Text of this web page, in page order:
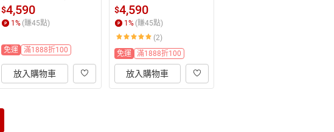
迎新送舊 ★299起免運
$4,590
1% (賺45點)
免運 滿1888折100
放入購物車
起免運
$4,590
1% (賺45點)
(2)
免運
滿1888折100
放入購物車